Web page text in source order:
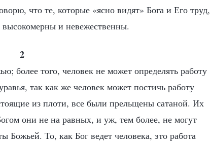
что те, которые «ясно видят» Бога и Его труд,
высокомерны и невежественны.
2
более того, человек не может определять работу
так как же человек может постичь работу
из плоти, все были прельщены сатаной. Их
они не на равных, и уж, тем более, не могут
Божьей. То, как Бог ведет человека, это работа